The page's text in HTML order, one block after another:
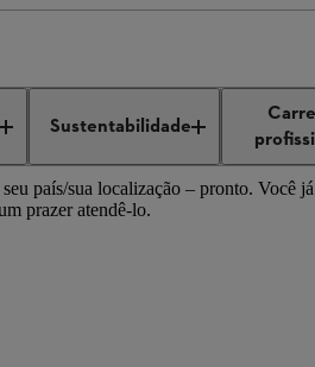
Sustentabilidade
mundo Vendas da STIHL no Oriente
país/sua localização – pronto. Você
prazer atendê-lo.